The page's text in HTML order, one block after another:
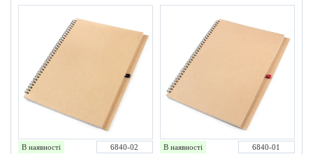
В наявності 6840-02 В наявності 6840-01